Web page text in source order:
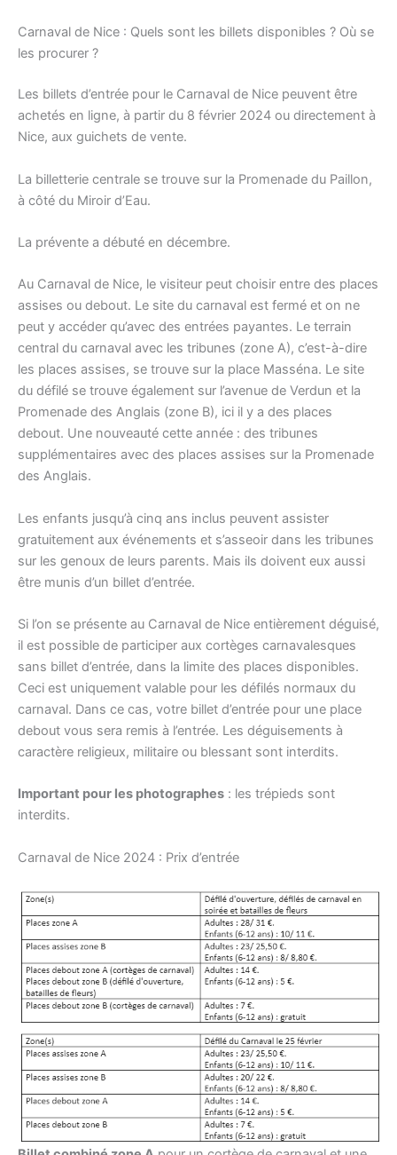
Carnaval de Nice : Quels sont les billets disponibles ? Où se
les procurer ?
Les billets d’entrée pour le Carnaval de Nice peuvent être
achetés en ligne, à partir du 8 février 2024 ou directement à
Nice, aux guichets de vente.
La billetterie centrale se trouve sur la Promenade du Paillon,
à côté du Miroir d’Eau.
La prévente a débuté en décembre.
Au Carnaval de Nice, le visiteur peut choisir entre des places
assises ou debout. Le site du carnaval est fermé et on ne
peut y accéder qu’avec des entrées payantes. Le terrain
central du carnaval avec les tribunes (zone A), c’est-à-dire
les places assises, se trouve sur la place Masséna. Le site
du défilé se trouve également sur l’avenue de Verdun et la
Promenade des Anglais (zone B), ici il y a des places
debout. Une nouveauté cette année : des tribunes
supplémentaires avec des places assises sur la Promenade
des Anglais.
Les enfants jusqu’à cinq ans inclus peuvent assister
gratuitement aux événements et s’asseoir dans les tribunes
sur les genoux de leurs parents. Mais ils doivent eux aussi
être munis d’un billet d’entrée.
Si l’on se présente au Carnaval de Nice entièrement déguisé,
il est possible de participer aux cortèges carnavalesques
sans billet d’entrée, dans la limite des places disponibles.
Ceci est uniquement valable pour les défilés normaux du
carnaval. Dans ce cas, votre billet d’entrée pour une place
debout vous sera remis à l’entrée. Les déguisements à
caractère religieux, militaire ou blessant sont interdits.
Important pour les photographes : les trépieds sont
interdits.
Carnaval de Nice 2024 : Prix d’entrée